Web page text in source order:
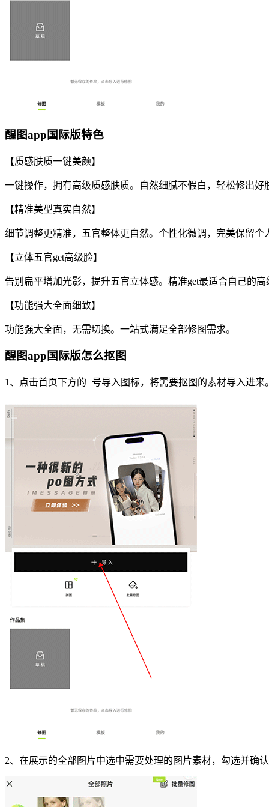
醒图app国际版特色
【质感肤质一键美颜】
一键操作，拥有高级质感肤质。自然细腻不假白，轻松修出好
【精准美型真实自然】
细节调整更精准，五官整体更自然。个性化微调，完美保留个
【立体五官get高级脸】
告别扁平增加光影，提升五官立体感。精准get最适合自己的高
【功能强大全面细致】
功能强大全面，无需切换。一站式满足全部修图需求。
醒图app国际版怎么抠图
1、点击首页下方的+号导入图标，将需要抠图的素材导入进来。
2、在展示的全部图片中选中需要处理的图片素材，勾选并确认